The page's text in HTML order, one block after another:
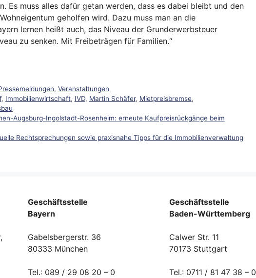
Es muss alles dafür getan werden, dass es dabei bleibt und den
geholfen wird. Dazu muss man an die
lernen heißt auch, das Niveau der Grunderwerbsteuer
zu senken. Mit Freibeträgen für Familien.“
, Veranstaltungen
, Immobilienwirtschaft, IVD, Martin Schäfer, Mietpreisbremse,
Augsburg-Ingolstadt-Rosenheim: erneute Kaufpreisrückgänge beim
Rechtsprechungen sowie praxisnahe Tipps für die Immobilienverwaltung
Geschäftsstelle
Bayern
Gabelsbergerstr. 36
80333 München
Tel.: 089 / 29 08 20 – 0
Geschäftsstelle
Baden-Württemberg
Calwer Str. 11
70173 Stuttgart
Tel.: 0711 / 81 47 38 – 0